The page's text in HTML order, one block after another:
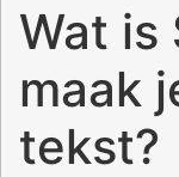
Wat is
maak
tekst?